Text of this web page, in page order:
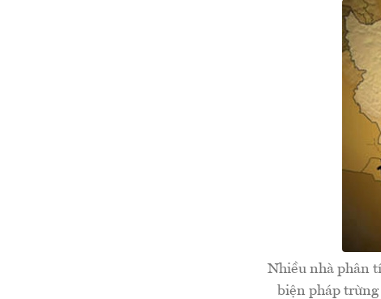
Nhiều nhà phân
biện pháp